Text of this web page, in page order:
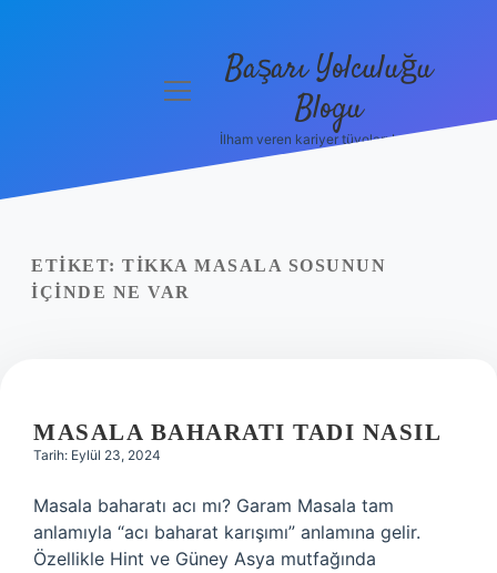
Yasal Uyarı
menüyüBaşarı Yolculuğu
Blogu
İlham veren kariyer tüyoları burada!
ETIKET: TIKKA MASALA SOSUNUN
IÇINDE NE VAR
MASALA BAHARATI TADI NASIL
Tarih: Eylül 23, 2024
Masala baharatı acı mı? Garam Masala tam
anlamıyla “acı baharat karışımı” anlamına gelir.
Özellikle Hint ve Güney Asya mutfağında